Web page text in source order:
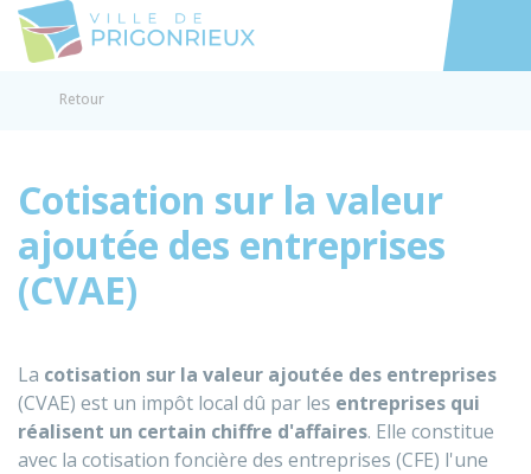
Accéder
Retour
Cotisation sur la valeur
ajoutée des entreprises
(CVAE)
La cotisation sur la valeur ajoutée des entreprises
(CVAE) est un impôt local dû par les entreprises qui
réalisent un certain chiffre d'affaires. Elle constitue
avec la cotisation foncière des entreprises (CFE) l'une